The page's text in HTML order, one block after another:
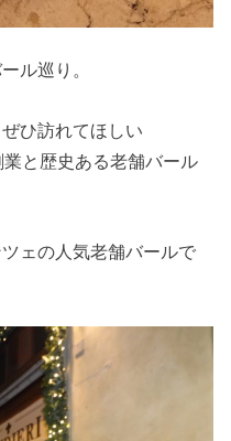
ル巡り。
ひ訪れてほしい
業と歴史ある老舗バール
ェの人気老舗バールで